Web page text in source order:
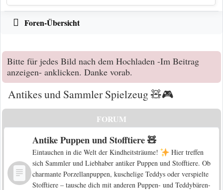
Foren-Übersicht
Bitte für jedes Bild nach dem Hochladen -Im Beitrag
anzeigen- anklicken. Danke vorab.
Antikes und Sammler Spielzeug 🧸🎮
FORUM
Antike Puppen und Stofftiere 🧸
Eintauchen in die Welt der Kindheitsträume!
Hier treffen
sich Sammler und Liebhaber antiker Puppen und Stofftiere. Ob
charmante Porzellanpuppen, kuschelige Teddys oder verspielte
Stofftiere – tausche dich mit anderen Puppen- und Teddybären-